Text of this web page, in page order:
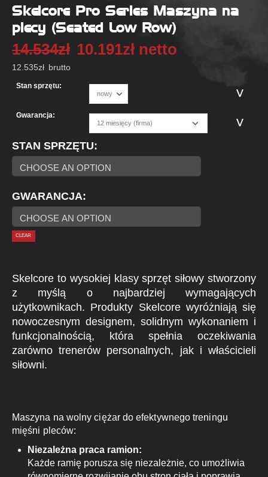
Skelcore Pro Series Maszyna na
plecy (Seated Low Row)
14.534zł 10.191zł netto
12.535zł brutto
Stan sprzętu:
Gwarancja:
STAN SPRZĘTU
GWARANCJA
CLEAR
Skelcore to wysokiej klasy sprzęt siłowy stworzony
z myślą o najbardziej wymagających
użytkownikach. Produkty Skelcore wyróżniają się
nowoczesnym designem, solidnym wykonaniem i
funkcjonalnością, która spełnia oczekiwania
zarówno trenerów personalnych, jak i właścicieli
siłowni.
Maszyna na wolny ciężar do efektywnego treningu
mięśni pleców:
Niezależna praca ramion:
Każde ramię porusza się niezależnie, co umożliwia